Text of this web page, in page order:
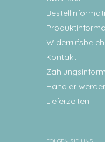
Kontakt
Händler
Lieferzeiten